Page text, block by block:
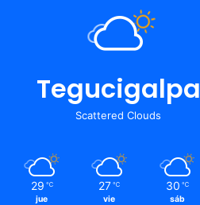
Tegucigalpa
Scattered Clouds
29 ℃
jue
27 ℃
vie
30 ℃
sáb